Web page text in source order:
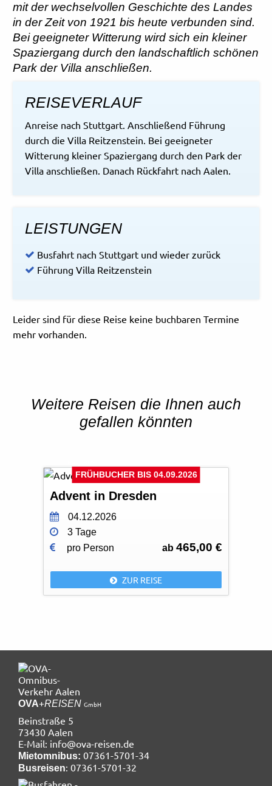
mit der wechselvollen Geschichte des Landes
in der Zeit von 1921 bis heute verbunden sind.
Bei geeigneter Witterung wird sich ein kleiner
Spaziergang durch den landschaftlich schönen
Park der Villa anschließen.
REISEVERLAUF
Anreise nach Stuttgart. Anschließend Führung
durch die Villa Reitzenstein. Bei geeigneter
Witterung kleiner Spaziergang durch den Park der
Villa anschließen. Danach Rückfahrt nach Aalen.
LEISTUNGEN
Busfahrt nach Stuttgart und wieder zurück
Führung Villa Reitzenstein
Leider sind für diese Reise keine buchbaren Termine
mehr vorhanden.
Weitere Reisen die Ihnen auch
gefallen könnten
FRÜHBUCHER BIS 04.09.2026
Advent in Dresden
04.12.2026
3 Tage
pro Person
ab465,00 €
ZUR REISE
OVA+REISEN GmbH
Beinstraße 5
73430 Aalen
E-Mail: info@ova-reisen.de
Mietomnibus: 07361-5701-34
Busreisen: 07361-5701-32